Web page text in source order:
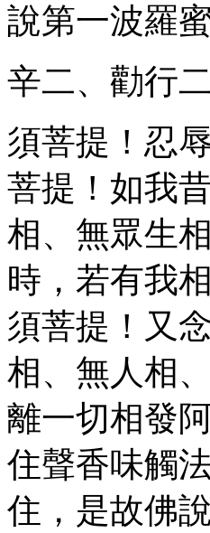
說第一波羅
辛二、勸行二
須菩提！忍
菩提！如我
相、無眾生
時，若有我
須菩提！又
相、無人相
離一切相發
住聲香味觸
住，是故佛